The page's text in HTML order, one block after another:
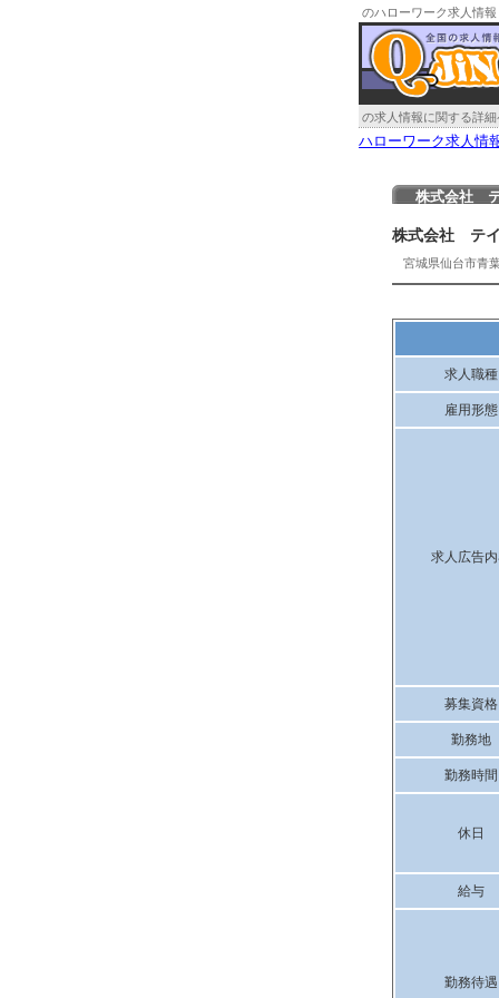
のハローワーク求人情報
の求人情報に関する詳細
ハローワーク求人情
株式会社
株式会社 テ
宮城県仙台市青
求人職種
雇用形態
求人広告
募集資格
勤務地
勤務時間
休日
給与
勤務待遇